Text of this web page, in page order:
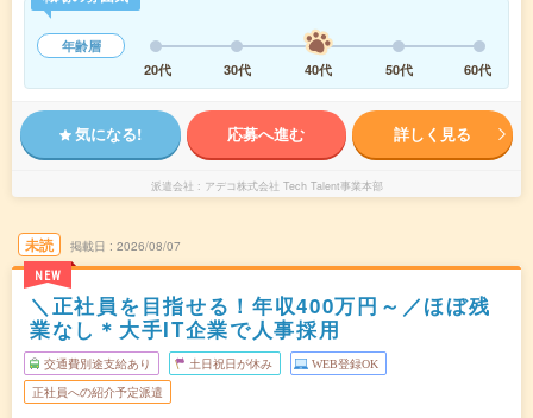
年齢層
20代
30代 40代 50代 60代
気になる! 応募へ進む 詳しく見る
派遣会社 アデコ株式会社 Tech Talent事業本部
未読
NEW
掲載日 2026/08/07
＼正社員を目指せる！年収400万円～／ほぼ残
業なし＊大手IT企業で人事採用
交通費別途支給あり 土日祝日が休み WEB登録OK
正社員への紹介予定派遣